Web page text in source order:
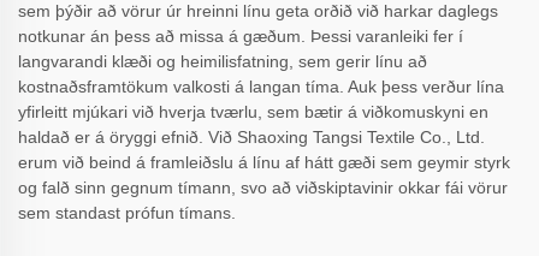
sem þýðir að vörur úr hreinni línu geta orðið við harkar daglegs
notkunar án þess að missa á gæðum. Þessi varanleiki fer í
langvarandi klæði og heimilisfatning, sem gerir línu að
kostnaðsframtökum valkosti á langan tíma. Auk þess verður lína
yfirleitt mjúkari við hverja tværlu, sem bætir á viðkomuskyni en
haldað er á öryggi efnið. Við Shaoxing Tangsi Textile Co., Ltd.
erum við beind á framleiðslu á línu af hátt gæði sem geymir styrk
og falð sinn gegnum tímann, svo að viðskiptavinir okkar fái vörur
sem standast prófun tímans.